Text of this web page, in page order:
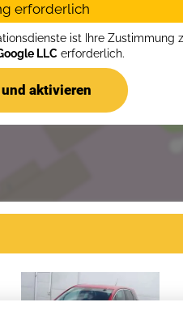
erforderlich
ist Ihre Zustimmung
LLC erforderlich.
aktivieren